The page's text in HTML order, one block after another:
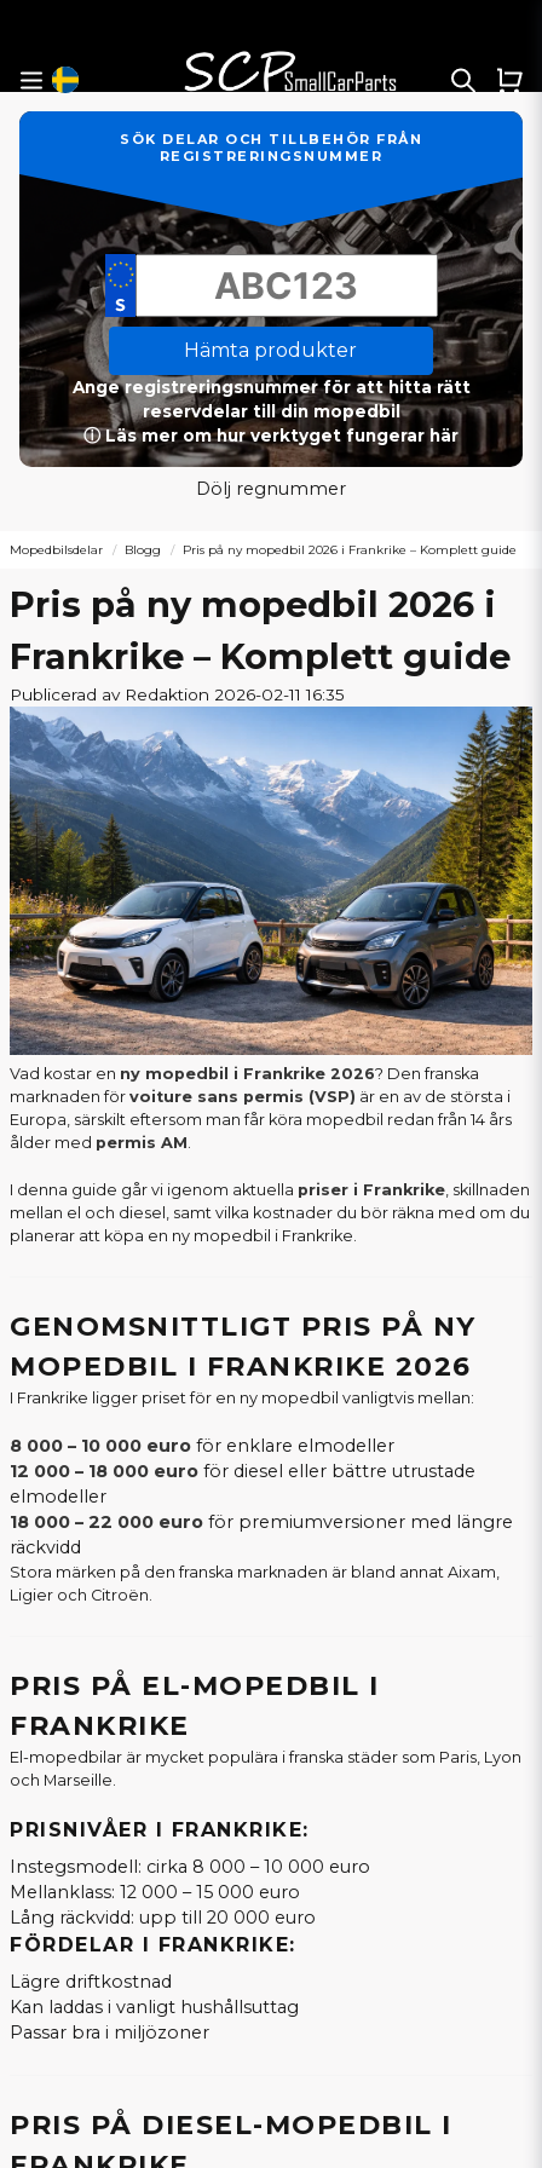
SÖK DELAR OCH TILLBEHÖR FRÅN
REGISTRERINGSNUMMER
Hämta produkter
Ange registreringsnummer för att hitta rätt
reservdelar till din mopedbil
ⓘ Läs mer om hur verktyget fungerar här
Dölj regnummer
Mopedbilsdelar Blogg Pris på ny mopedbil 2026 i Frankrike – Komplett guide
Pris på ny mopedbil 2026 i
Frankrike – Komplett guide
Publicerad av Redaktion 2026-02-11 16:35
Vad kostar en ny mopedbil i Frankrike 2026? Den franska
marknaden för voiture sans permis (VSP) är en av de största i
Europa, särskilt eftersom man får köra mopedbil redan från 14 års
ålder med permis AM.
I denna guide går vi igenom aktuella priser i Frankrike, skillnaden
mellan el och diesel, samt vilka kostnader du bör räkna med om du
planerar att köpa en ny mopedbil i Frankrike.
GENOMSNITTLIGT PRIS PÅ NY
MOPEDBIL I FRANKRIKE 2026
I Frankrike ligger priset för en ny mopedbil vanligtvis mellan:
8 000 – 10 000 euro för enklare elmodeller
12 000 – 18 000 euro för diesel eller bättre utrustade
elmodeller
18 000 – 22 000 euro för premiumversioner med längre
räckvidd
Stora märken på den franska marknaden är bland annat Aixam,
Ligier och Citroën.
PRIS PÅ EL-MOPEDBIL I
FRANKRIKE
El-mopedbilar är mycket populära i franska städer som Paris, Lyon
och Marseille.
PRISNIVÅER I FRANKRIKE:
Instegsmodell: cirka 8 000 – 10 000 euro
Mellanklass: 12 000 – 15 000 euro
Lång räckvidd: upp till 20 000 euro
FÖRDELAR I FRANKRIKE:
Lägre driftkostnad
Kan laddas i vanligt hushållsuttag
Passar bra i miljözoner
PRIS PÅ DIESEL-MOPEDBIL I